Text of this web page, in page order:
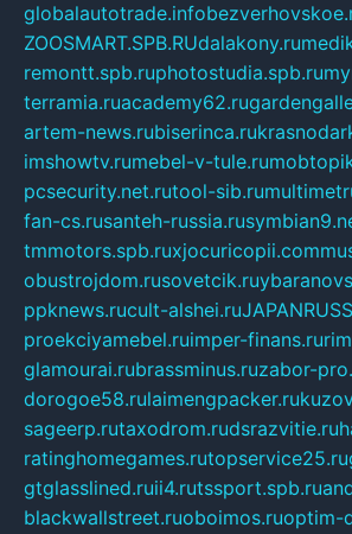
globalautotrade.info
ZOOSMART.SPB.RUdalakony.ru
remontt.spb.ruphotostudia.spb.ru
terramia.ruacademy62.ru
artem-news.rubiserinca.ru
imshowtv.rumebel-v-tule.ru
pcsecurity.net.rutool-sib.ru
fan-cs.rusanteh-russia.ru
tmmotors.spb.ruxjocuricopii.com
obustrojdom.rusovetcik.ru
ppknews.rucult-alshei.ru
proekciyamebel.ruimper-finans.ru
glamourai.rubrassminus.ruzabor-
dorogoe58.rulaimengpacker.ru
sageerp.rutaxodrom.rudsrazvitie.ru
ratinghomegames.rutopservice25.ru
gtglasslined.ruii4.rutssport.spb.ru
blackwallstreet.ruoboimos.ruoptim-